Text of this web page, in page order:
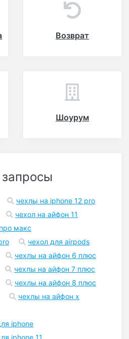
Возврат
Шоурум
чехлы на iphone 12 pro
чехол на айфон 11
макс
чехол для airpods
чехлы на айфон 6 плюс
чехлы на айфон 7 плюс
чехлы на айфон 8 плюс
чехлы на айфон x
iphone
iphone 11